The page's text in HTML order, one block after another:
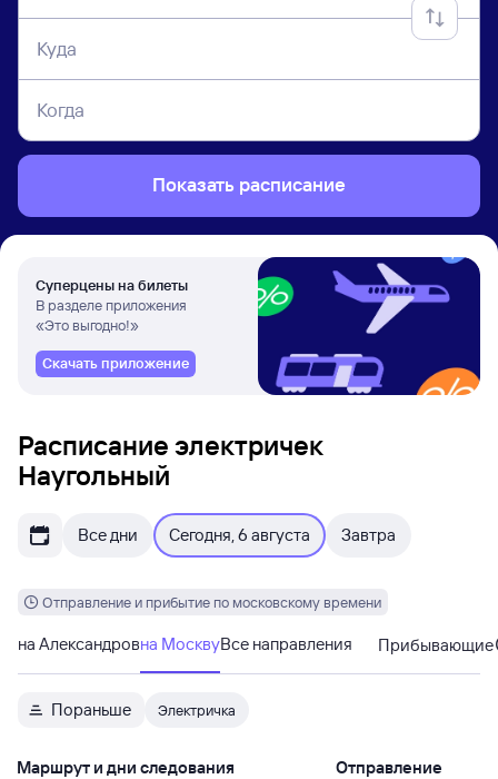
Куда
Когда
Показать расписание
Суперцены на билеты
В разделе приложения
«Это выгодно!»
Скачать приложение
Расписание электричек
Наугольный
Все дни Сегодня, 6 августа Завтра
Отправление и прибытие по московскому времени
на Александровна МосквуВсе направления Прибывающие
Пораньше Электричка
Маршрут и дни следования Отправление